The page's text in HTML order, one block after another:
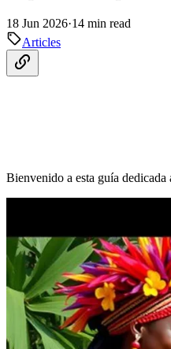
18 Jun 2026·14 min read
Articles
Bienvenido a esta guía